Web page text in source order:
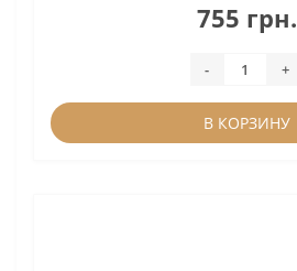
755 грн.
- +
В КОРЗИНУ